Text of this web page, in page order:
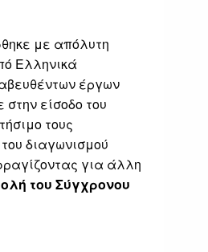
με απόλυτη
Ελληνικά
έργων
είσοδο του
τους
διαγωνισμού
για άλλη
του Σύγχρονου